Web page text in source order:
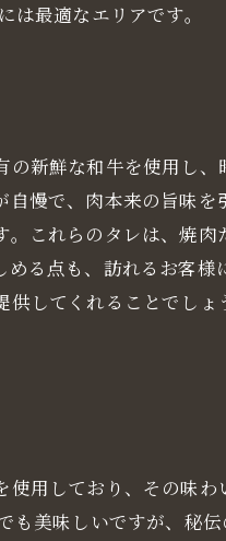
最適なエリアです。
新鮮な和牛を使用し、
慢で、肉本来の旨味を
これらのタレは、焼肉
る点も、訪れるお客様
供してくれることでしょ
用しており、その味わ
も美味しいですが、秘伝